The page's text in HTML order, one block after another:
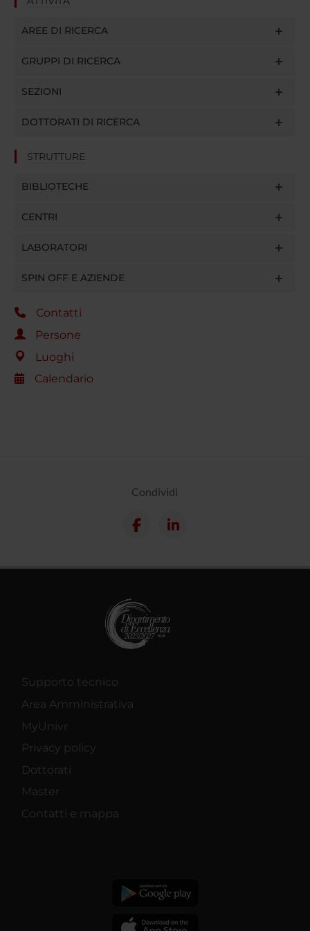
AREE DI RICERCA
GRUPPI DI RICERCA
SEZIONI
DOTTORATI DI RICERCA
STRUTTURE
BIBLIOTECHE
CENTRI
LABORATORI
SPIN OFF E AZIENDE
Contatti
Persone
Luoghi
Calendario
Condividi
Supporto tecnico
Area Amministrativa
MyUnivr
Privacy policy
Dottorati
Master
Contatti e mappa